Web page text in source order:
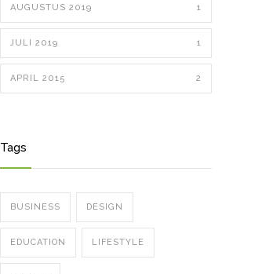
AUGUSTUS 2019 1
JULI 2019 1
APRIL 2015 2
Tags
BUSINESS DESIGN
EDUCATION LIFESTYLE